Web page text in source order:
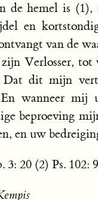
de hemel is (1),
en
van de
zijn Verlosser,
dit mijn
En wanneer
beproeving
en uw
3: 20 (2) Ps. 102: 9